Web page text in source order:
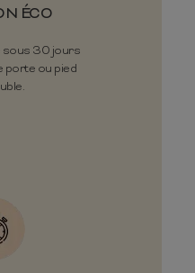
ÉCO
sous 30 jours
porte ou pied